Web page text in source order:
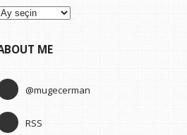
Arşivler
ME
@mugecerman
RSS